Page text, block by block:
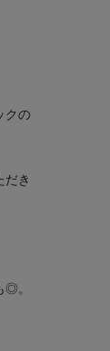
クの
だき
◎。